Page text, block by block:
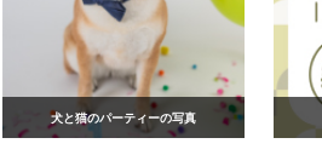
犬と猫のパーティーの写真